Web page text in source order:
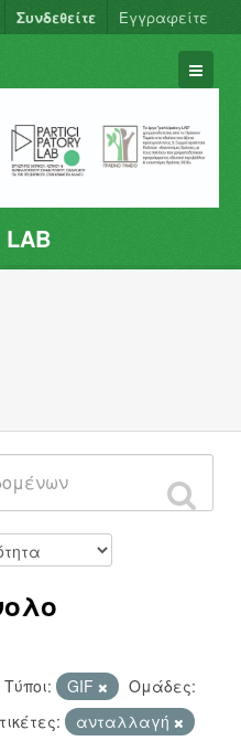
Συνδεθείτε Εγγραφείτε
Τύποι: GIF
Ομάδες:
ανταλλαγή